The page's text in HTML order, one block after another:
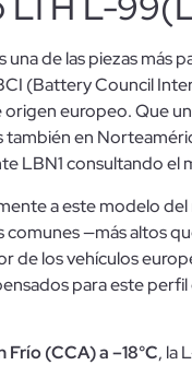
de las piezas más
(Battery Council
origen europeo. Que
en
LBN1 consultando el
a este modelo
—más altos
los vehículos
para este
(CCA) a –18°C, la